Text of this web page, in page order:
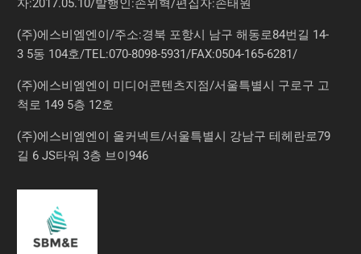
자:2017.05.10/발행인:손위혁/편집자:손태원
(주)에스비엠엔이/주소:경북 포항시 남구 해동로84번길 14-
3 5동 104호/TEL:070-8098-5931/FAX:0504-165-6281/
(주)에스비엠엔이 미디어콘텐츠지점/서울특별시 구로구 고
척로 149 5층 12호
(주)에스비엠엔이 올커넥트/서울특별시 강남구 테헤란로79
길 6 JS타워 3층 브이946